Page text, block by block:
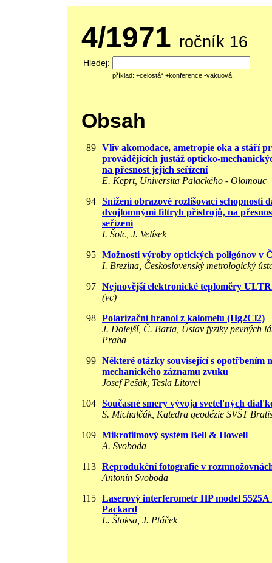
4/1971 ročník 16
Hledej:
příklad: +celostá* +konference -vakuová
Obsah
89 Vliv akomodace, ametropie oka a stáří
provádějících justáž opticko-
na přesnost jejich seřízení
E. Keprt, Universita Palackého - Olomouc
94 Snížení obrazové rozlišovací schopnosti
dvojlomnými filtryh přístrojů, na
seřízení
I. Šolc, J. Velísek
95 Možnosti výroby optických poligónov v
I. Brezina, Československý metrologický
97 Nejnovější elektronické teploměry
(vc)
98 Polarizační hranol z kalomelu (Hg2Cl2)
J. Dolejší, Č. Barta, Ústav fyziky pevných
Praha
99 Některé otázky související s opotřbením
mechanického záznamu zvuku
Josef Pešák, Tesla Litovel
104 Současné smery vývoja svetel'ných
S. Michalčák, Katedra geodézie SVŠT
109 Mikrofilmový systém Bell & Howell
A. Svoboda
113 Reprodukční fotografie v
Antonín Svoboda
115 Laserový interferometr HP model 5525A
Packard
L. Štoksa, J. Ptáček